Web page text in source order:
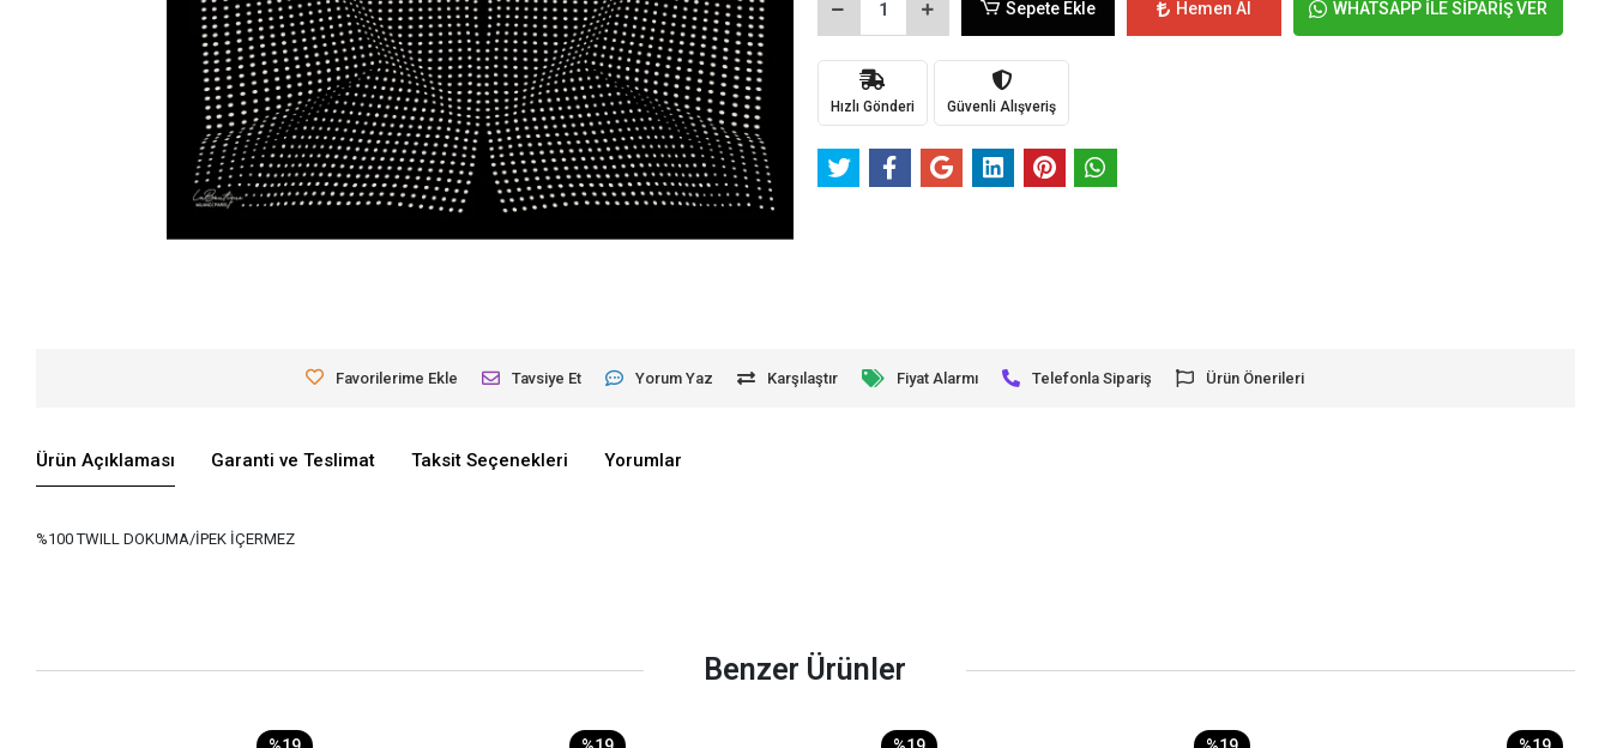
Sepete Ekle Hemen Al WHATSAPP İLE SİPARİŞ VER
Hızlı Gönderi Güvenli Alışveriş
Favorilerime Ekle Tavsiye Et Yorum Yaz Karşılaştır Fiyat Alarmı Telefonla Sipariş Ürün Önerileri
Ürün Açıklaması Garanti ve Teslimat Taksit Seçenekleri Yorumlar
%100 TWILL DOKUMA/İPEK İÇERMEZ
Benzer Ürünler